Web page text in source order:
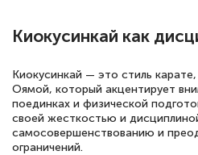
книги, методические
достаточно. Курс
аттестацию в школе.
Киокусинкай как
Киокусинкай — это стиль
Оямой, который акцентирует
поединках и физической
своей жесткостью и
самосовершенствованию и
ограничений.